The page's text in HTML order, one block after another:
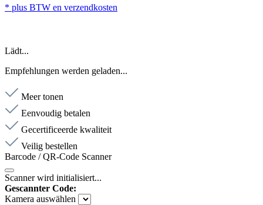
* plus BTW en verzendkosten
Lädt...
Empfehlungen werden geladen...
Meer tonen
Eenvoudig betalen
Gecertificeerde kwaliteit
Veilig bestellen
Barcode / QR-Code Scanner
Scanner wird initialisiert...
Gescannter Code:
Kamera auswählen